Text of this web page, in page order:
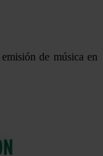
de música en